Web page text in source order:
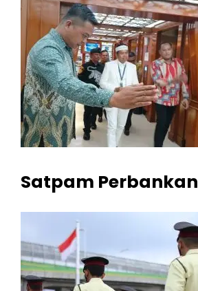
Satpam Perbankan